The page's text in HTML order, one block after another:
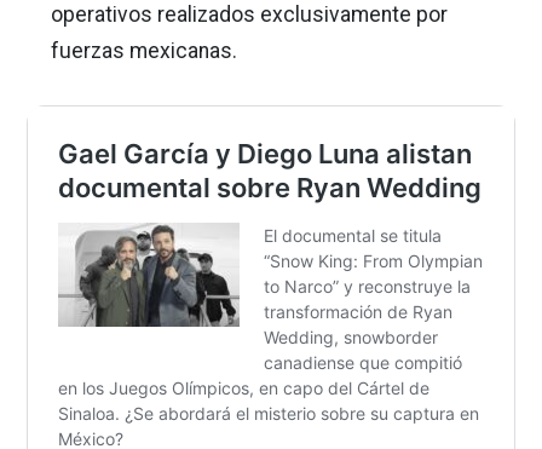
operativos realizados exclusivamente por
fuerzas mexicanas.